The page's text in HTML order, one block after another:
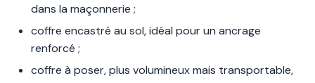
dans la maçonnerie ;
coffre encastré au sol, idéal pour un ancrage
renforcé ;
coffre à poser, plus volumineux mais transportable,